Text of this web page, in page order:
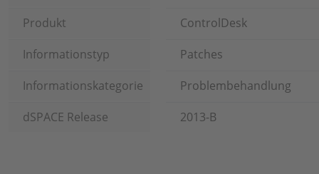
Produkt
ControlDesk
Informationstyp
Patches
Informationskategorie
Problembehandlung
dSPACE Release
2013-B